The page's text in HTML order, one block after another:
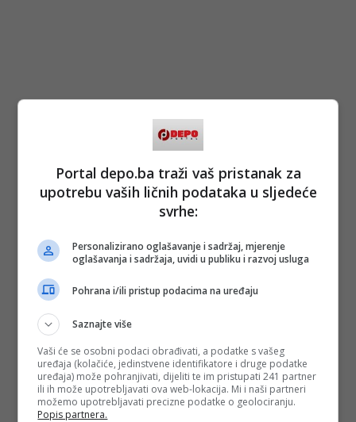
Portal depo.ba traži vaš pristanak za
upotrebu vaših ličnih podataka u sljedeće
svrhe:
Personalizirano oglašavanje i sadržaj, mjerenje
oglašavanja i sadržaja, uvidi u publiku i razvoj usluga
Pohrana i/ili pristup podacima na uređaju
Saznajte više
Vaši će se osobni podaci obrađivati, a podatke s vašeg
uređaja (kolačiće, jedinstvene identifikatore i druge podatke
uređaja) može pohranjivati, dijeliti te im pristupati 241 partner
ili ih može upotrebljavati ova web-lokacija. Mi i naši partneri
možemo upotrebljavati precizne podatke o geolociranju.
Popis partnera.